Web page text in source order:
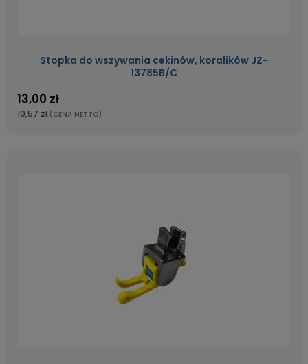
Stopka do wszywania cekinów, koralików JZ-
13785B/C
13,00 zł
10,57 zł (CENA NETTO)